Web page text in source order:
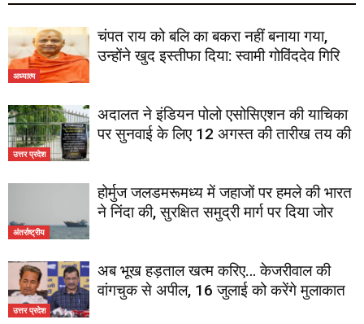
अध्यात्म
चंपत राय को बलि का बकरा नहीं बनाया गया,
उन्होंने खुद इस्तीफा दिया: स्वामी गोविंददेव गिरि
उत्तर प्रदेश
अदालत ने इंडियन पोलो एसोसिएशन की याचिका
पर सुनवाई के लिए 12 अगस्त की तारीख तय की
अंतर्राष्ट्रीय
होर्मुज जलडमरूमध्य में जहाजों पर हमले की भारत
ने निंदा की, सुरक्षित समुद्री मार्ग पर दिया जोर
उत्तर प्रदेश
अब भूख हड़ताल खत्म करिए… केजरीवाल की
वांगचुक से अपील, 16 जुलाई को करेंगे मुलाकात